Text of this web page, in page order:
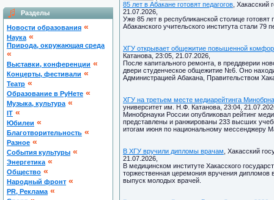
Разделы
Новости образования «
Наука «
Природа, окружающая среда
«
Выставки, конференции «
Концерты, фестивали «
Театр «
Образование в РуНете «
Музыка, культура «
IT «
Юбилеи «
Благотворительность «
Разное «
Cобытия культуры «
Энергетика «
Общество «
Народный фронт «
PR, Реклама «
85 лет в Абакане готовят педагогов ,
21.07.2026,
Уже 85 лет в республиканской столице
Абаканского учительского института стали 79
ХГУ открывает общежитие повышенной
Катанова, 23:05, 21.07.2026,
После капитального ремонта, в преддверии
двери студенческое общежитие №6. Оно
Администрацией Абакана, Правительством
ХГУ на третьем месте медиарейтинга
университет им. Н.Ф. Катанова, 23:04,
Минобрнауки России опубликовал рейтинг
представлены и ранжированы 233 высших
итогам июня по национальному мессенджеру
В ХГУ вручили дипломы врачам , Хакасский
21.07.2026,
В медицинском институте Хакасского
торжественная церемония вручения
выпуск молодых врачей.